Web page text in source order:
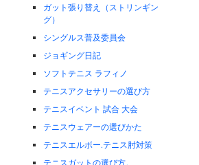
ガット張り替え（ストリンギン
グ）
シングルス普及委員会
ジョギング日記
ソフトテニス ラフィノ
テニスアクセサリーの選び方
テニスイベント 試合 大会
テニスウェアーの選びかた
テニスエルボー.テニス肘対策
テニスガットの選び方。